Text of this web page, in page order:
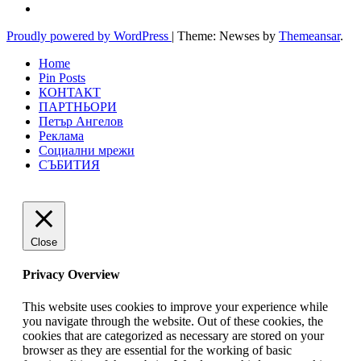
Proudly powered by WordPress | Theme: Newses by Themeansar.
Home
Pin Posts
КОНТАКТ
ПАРТНЬОРИ
Петър Ангелов
Реклама
Социални мрежи
СЪБИТИЯ
Close
Privacy Overview
This website uses cookies to improve your experience while
you navigate through the website. Out of these cookies, the
cookies that are categorized as necessary are stored on your
browser as they are essential for the working of basic